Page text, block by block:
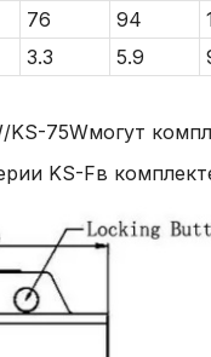
76 94
3.3 5.9
75Wмогут
KS-Fв